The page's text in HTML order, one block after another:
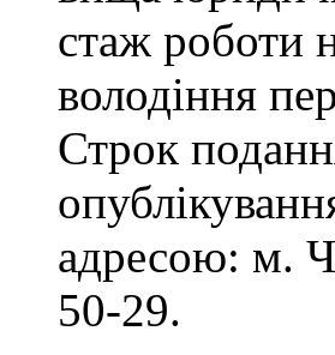
стаж роботи
володіння
Строк
адресою: м.
50-29.